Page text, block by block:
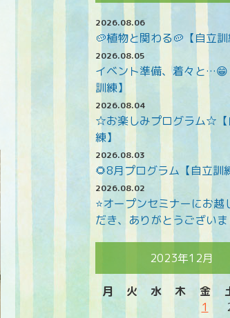
2026.08.06
🥔植物と関わる🥔【自立
2026.08.05
イベント準備、着々と…😁
訓練】
2026.08.04
☆お楽しみプログラム☆【
練】
2026.08.03
🌻8月プログラム【自立訓
2026.08.02
⭐オープンセミナーにお越
だき、ありがとうございま
2023年12月
月 火 水 木 金
1